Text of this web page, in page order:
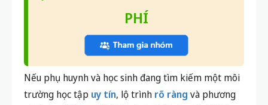
Nếu phụ huynh và học sinh đang tìm kiếm một môi
trường học tậpuy tín, lộ trìnhrõ ràngvà phương
hiệu quảđể chuẩn bị tốt cho các kỳ thi
quan trọng,NovaTeen chính là lựa chọn đáng tin
cậy.